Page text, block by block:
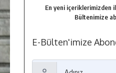
En yeni içeriklerimizden
Bültenimize
E-Bülten'imize